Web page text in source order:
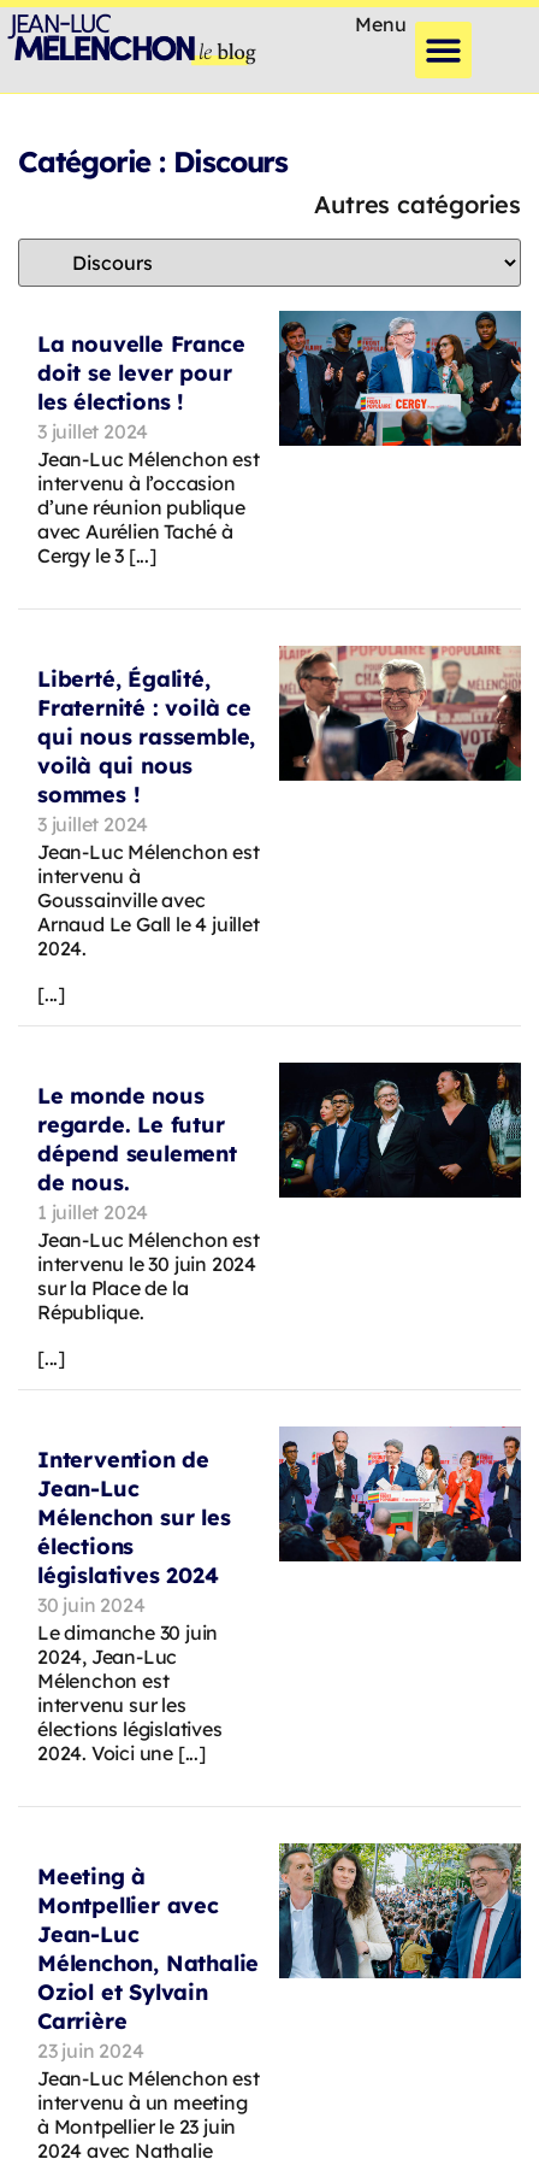
Menu
Catégorie : Discours
Autres catégories
La nouvelle France
doit se lever pour
les élections !
3 juillet 2024
Jean-Luc Mélenchon est
intervenu à l’occasion
d’une réunion publique
avec Aurélien Taché à
Cergy le 3 [...]
Liberté, Égalité,
Fraternité : voilà ce
qui nous rassemble,
voilà qui nous
sommes !
3 juillet 2024
Jean-Luc Mélenchon est
intervenu à
Goussainville avec
Arnaud Le Gall le 4 juillet
2024.
[...]
Le monde nous
regarde. Le futur
dépend seulement
de nous.
1 juillet 2024
Jean-Luc Mélenchon est
intervenu le 30 juin 2024
sur la Place de la
République.
[...]
Intervention de
Jean-Luc
Mélenchon sur les
élections
législatives 2024
30 juin 2024
Le dimanche 30 juin
2024, Jean-Luc
Mélenchon est
intervenu sur les
élections législatives
2024. Voici une [...]
Meeting à
Montpellier avec
Jean-Luc
Mélenchon, Nathalie
Oziol et Sylvain
Carrière
23 juin 2024
Jean-Luc Mélenchon est
intervenu à un meeting
à Montpellier le 23 juin
2024 avec Nathalie